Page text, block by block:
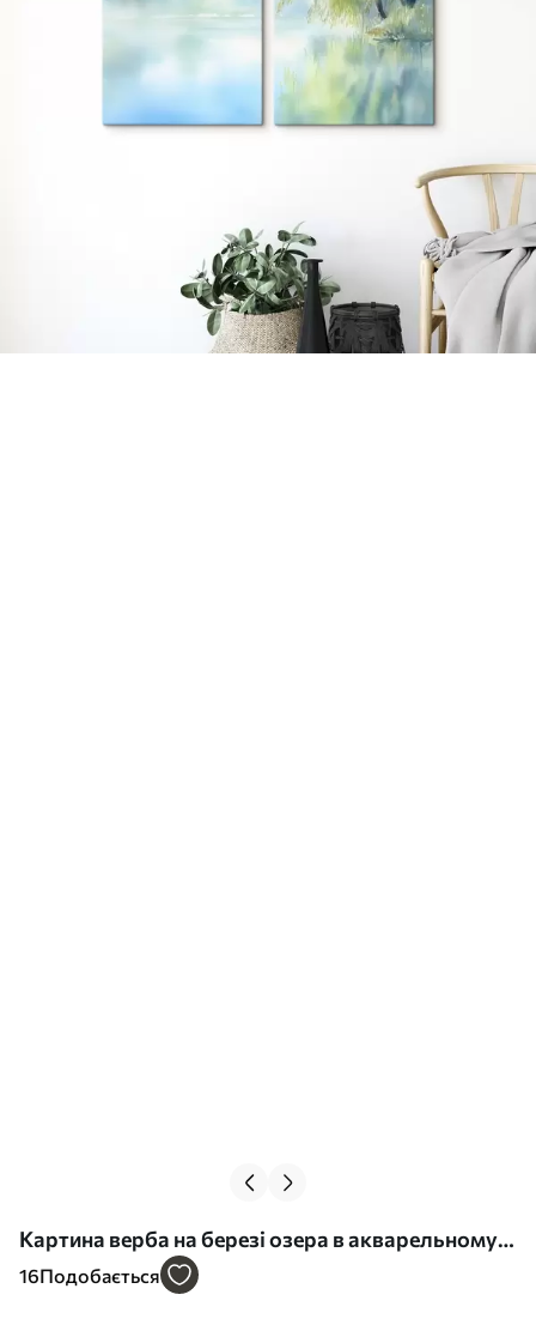
Картина верба на березі озера в акварельному
стилі Арт. m00702
16Подобається